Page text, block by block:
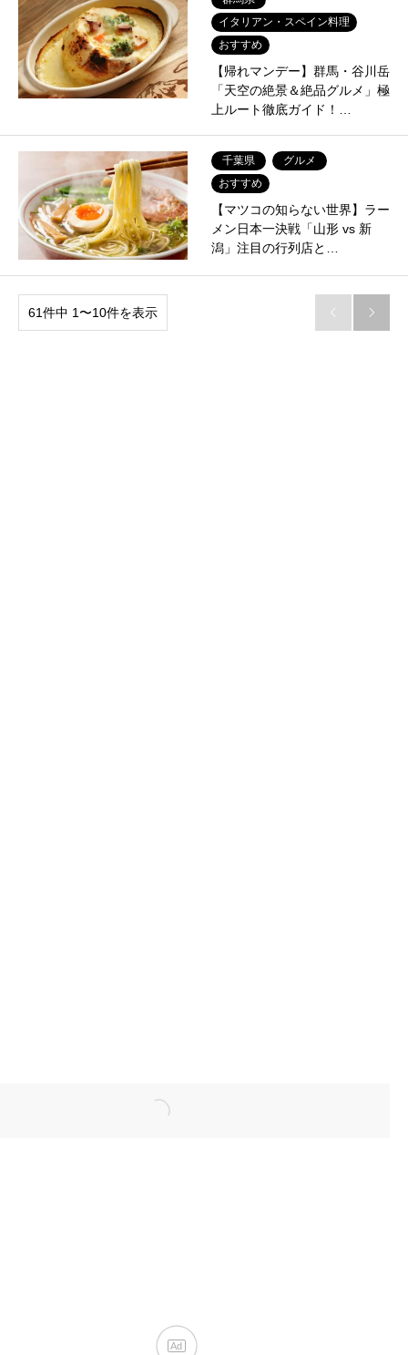
イタリアン・スペイン料理
おすすめ
【帰れマンデー】群馬・谷川岳
「天空の絶景＆絶品グルメ」極
上ルート徹底ガイド！…
千葉県
グルメ
おすすめ
【マツコの知らない世界】ラー
メン日本一決戦「山形 vs 新
潟」注目の行列店と…
61件中 1〜10件を表示  